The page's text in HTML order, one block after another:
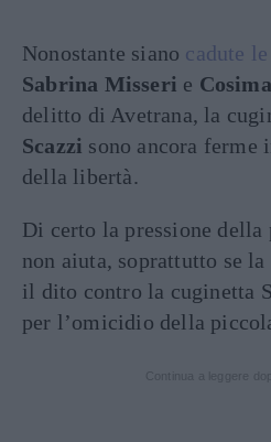
Nonostante siano cadute le
Sabrina Misseri e
delitto di Avetrana, la
Scazzi sono ancora ferme
della libertà.
Di certo la pressione
non aiuta, soprattutto se
il dito contro la cuginetta
per l’omicidio della